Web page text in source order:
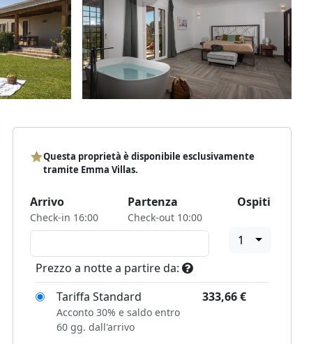
Questa proprietà è disponibile esclusivamente
tramite Emma Villas.
Arrivo
Check-in 16:00
Partenza
Check-out 10:00
Ospiti
1
Prezzo a notte a partire da:
Tariffa Standard
333,66€
Acconto 30% e saldo entro
60 gg. dall'arrivo